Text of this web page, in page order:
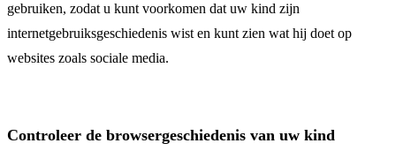
gebruiken, zodat u kunt voorkomen dat uw kind zijn
internetgebruiksgeschiedenis wist en kunt zien wat hij doet op
websites zoals sociale media.
Controleer de browsergeschiedenis van uw kind